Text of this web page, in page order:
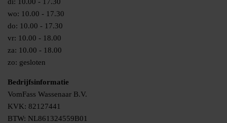
wo: 10.00 - 17.30
do: 10.00 - 17.30
vr: 10.00 - 18.00
za: 10.00 - 18.00
zo: gesloten
Bedrijfsinformatie
VomFass Wassenaar B.V.
KVK: 82127441
BTW: NL861324559B01